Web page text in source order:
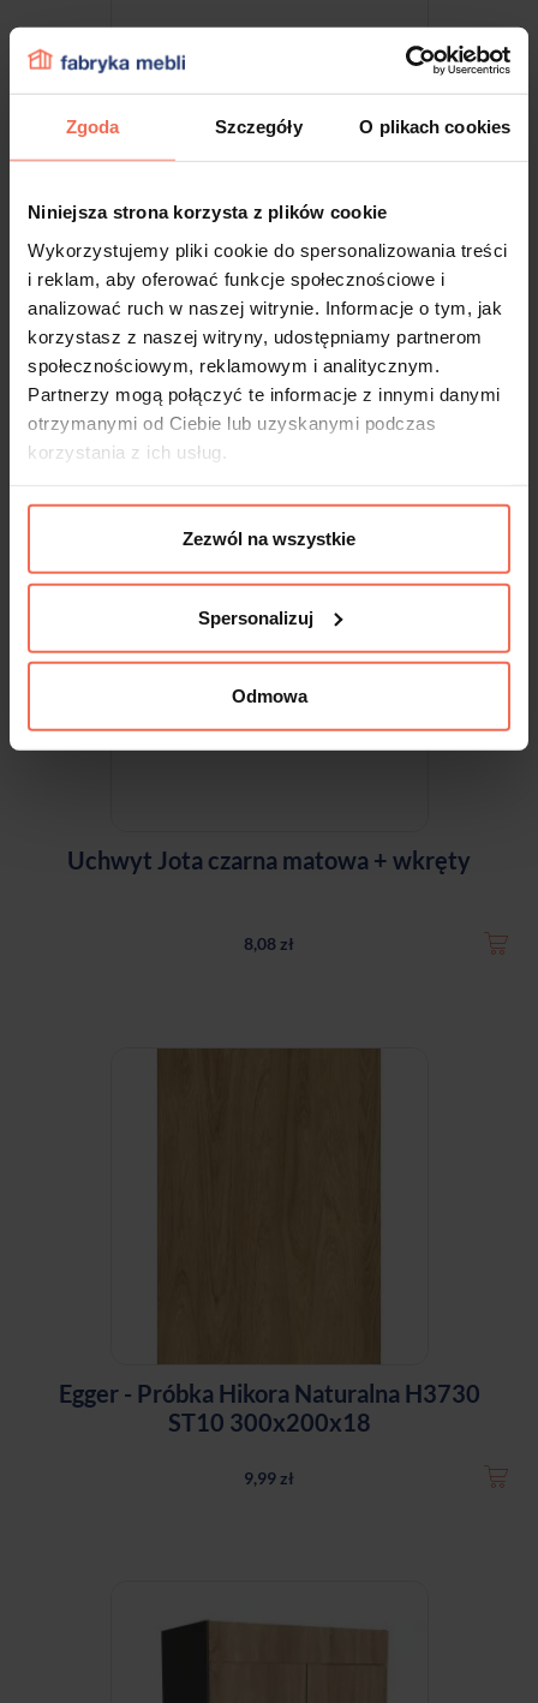
Zgoda Szczegóły O plikach cookies
Niniejsza strona korzysta z plików cookie
Wykorzystujemy pliki cookie do spersonalizowania treści
i reklam, aby oferować funkcje społecznościowe i
analizować ruch w naszej witrynie. Informacje o tym, jak
korzystasz z naszej witryny, udostępniamy partnerom
społecznościowym, reklamowym i analitycznym.
Partnerzy mogą połączyć te informacje z innymi danymi
otrzymanymi od Ciebie lub uzyskanymi podczas
korzystania z ich usług.
Zezwól na wszystkie
Spersonalizuj
Odmowa
Uchwyt Jota nikiel matowy + wkręty
Uchwyt Jota czarna matowa + wkręty
8,08 zł
Egger - Próbka Hikora Naturalna H3730
ST10 300x200x18
9,99 zł